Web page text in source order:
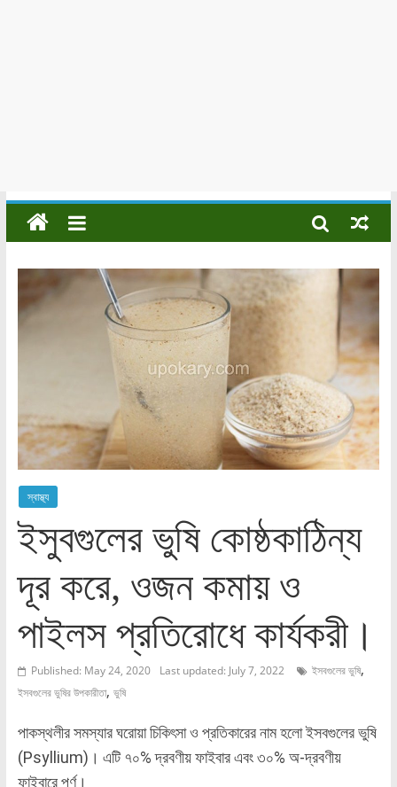
স্বাস্থ্য
ইসুবগুলের ভুষি কোষ্ঠকাঠিন্য
দূর করে, ওজন কমায় ও
পাইলস প্রতিরোধে কার্যকরী।
Published: May 24, 2020 Last updated: July 7, 2022 ইসবগুলের ভুষি,
ইসবগুলের ভুষির উপকারীতা, ভুষি
পাকস্থলীর সমস্যার ঘরোয়া চিকিৎসা ও প্রতিকারের নাম হলো ইসবগুলের ভুষি
(Psyllium)। এটি ৭০% দ্রবণীয় ফাইবার এবং ৩০% অ-দ্রবণীয়
ফাইবারে পূর্ণ।